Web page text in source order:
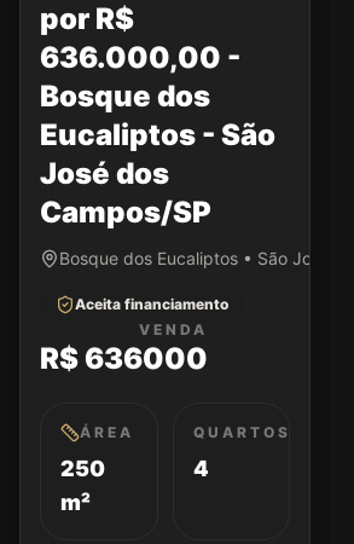
por R$
636.000,00 -
Bosque dos
Eucaliptos - São
José dos
Campos/SP
Bosque dos Eucaliptos • São José
Aceita financiamento
VENDA
R$ 636000
ÁREA
250
m²
QUARTOS
4